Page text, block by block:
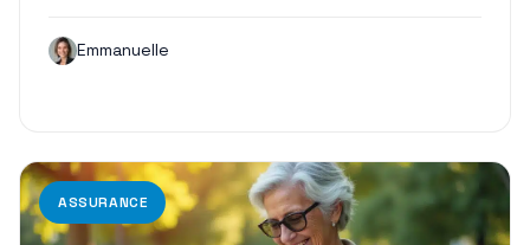
Emmanuelle
ASSURANCE